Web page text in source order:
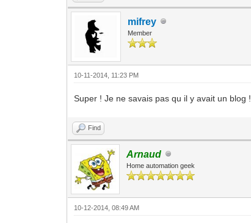
mifrey
Member
10-11-2014, 11:23 PM
Super ! Je ne savais pas qu il y avait un
Find
Arnaud
Home automation geek
10-12-2014, 08:49 AM